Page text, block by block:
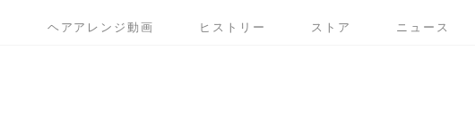
ヘアアレンジ動画 ヒストリー ストア ニュース